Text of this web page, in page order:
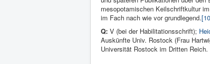
mesopotamischen Keilschriftkultur
im Fach nach wie vor grundlegend.
Q: V (bei der Habilitationsschrift);
Auskünfte Univ. Rostock (Frau
Universität Rostock im Dritten